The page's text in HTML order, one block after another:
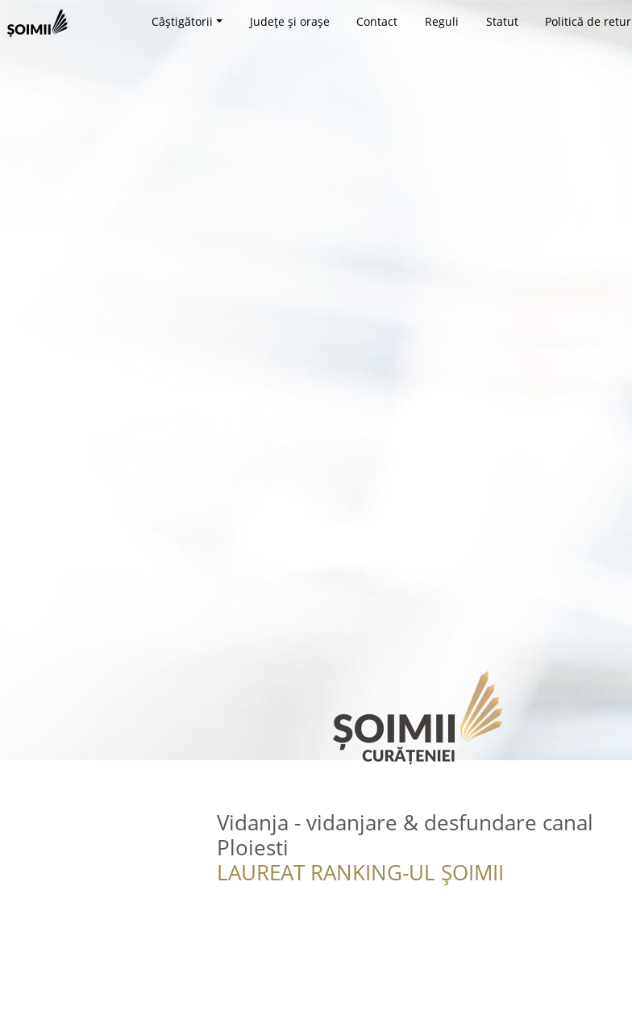
Câștigătorii Județe și orașe Contact Reguli Statut Politică de retur
Vidanja - vidanjare & desfundare canal
Ploiesti
LAUREAT RANKING-UL ȘOIMII